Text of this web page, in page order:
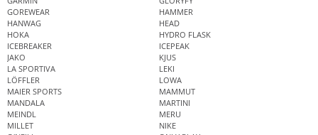
GOREWEAR
HAMMER
HANWAG
HEAD
HOKA
HYDRO FLASK
ICEBREAKER
ICEPEAK
JAKO
KJUS
LA SPORTIVA
LEKI
LÖFFLER
LOWA
MAIER SPORTS
MAMMUT
MANDALA
MARTINI
MEINDL
MERU
MILLET
NIKE